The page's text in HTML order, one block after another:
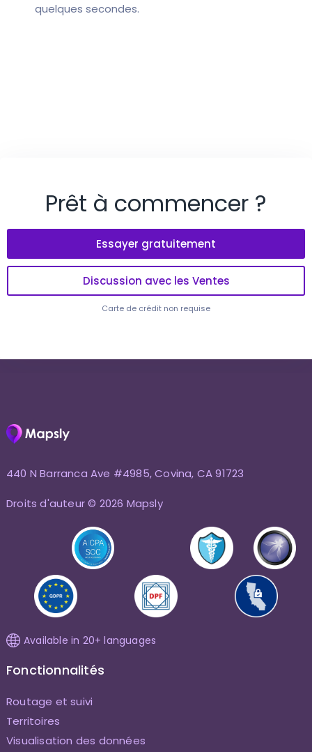
quelques secondes.
Prêt à commencer ?
Essayer gratuitement
Discussion avec les Ventes
Carte de crédit non requise
440 N Barranca Ave #4985, Covina, CA 91723
Droits d'auteur © 2026 Mapsly
Available in 20+ languages
Fonctionnalités
Routage et suivi
Territoires
Visualisation des données